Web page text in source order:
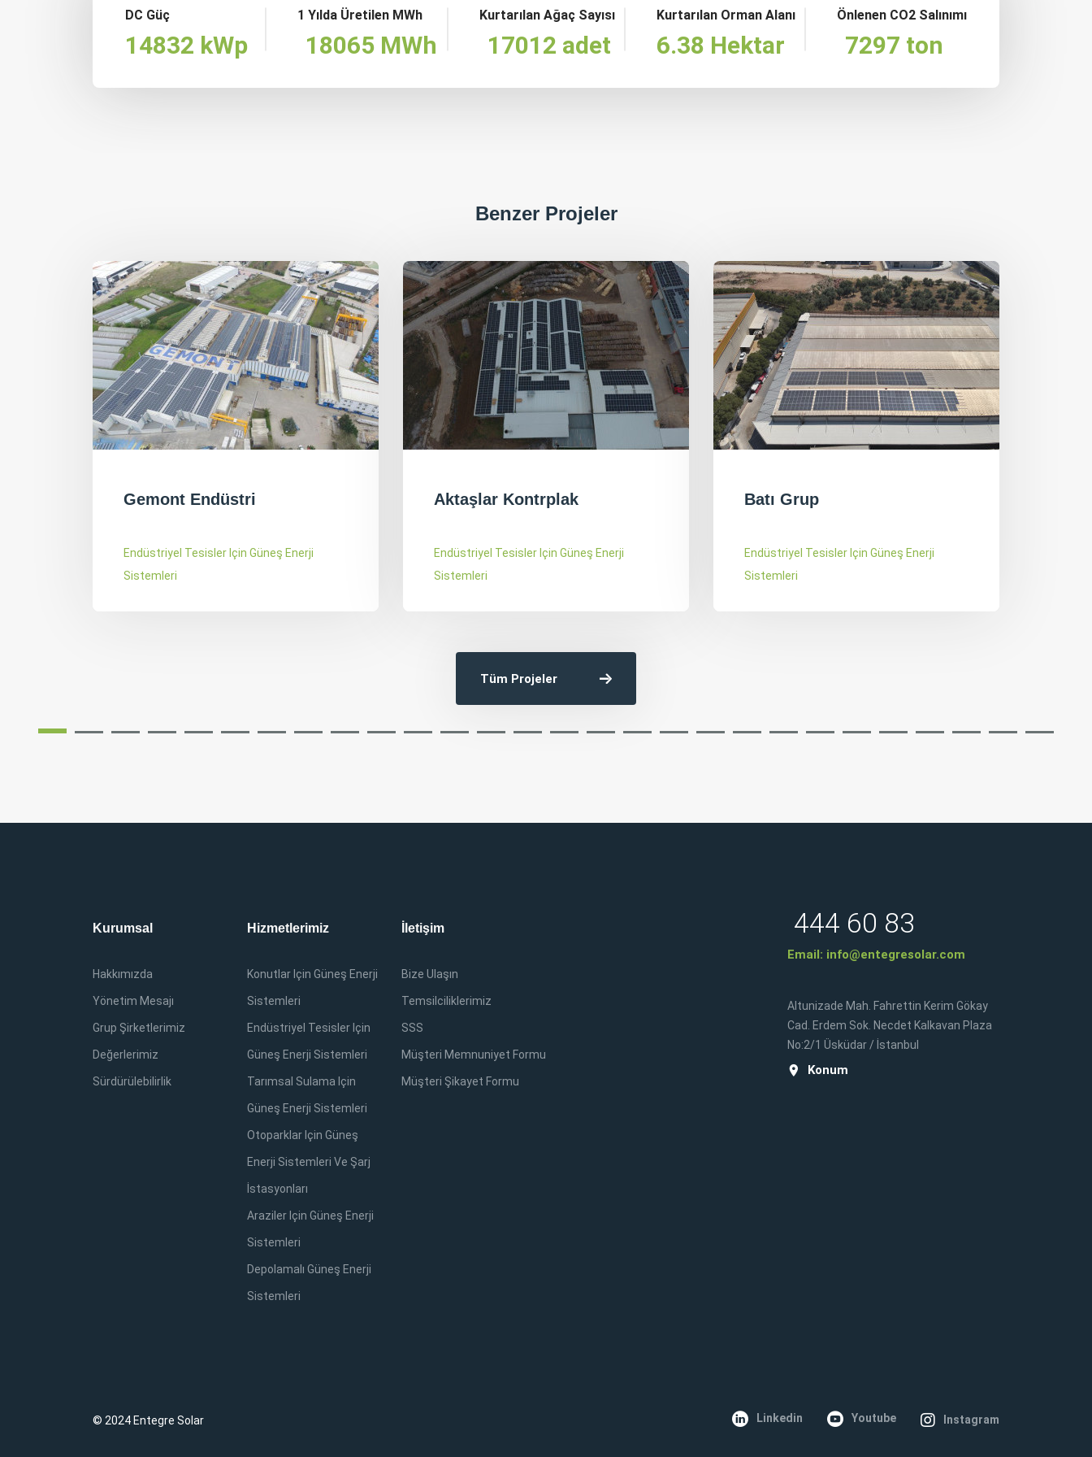
DC Güç
14832 kWp
1 Yılda Üretilen MWh
18065 MWh
Kurtarılan Ağaç Sayısı
17012 adet
Kurtarılan Orman Alanı
6.38 Hektar
Önlenen CO2 Salınımı
7297 ton
Benzer Projeler
Aktaşlar Kontrplak
Endüstriyel Tesisler Için Güneş Enerji
Sistemleri
Batı Grup
Endüstriyel Tesisler Için Güneş Enerji
Sistemleri
Etili Seramik
Endüstriyel Tesisler Için Güneş Enerji
Sistemleri
Tüm Projeler
Kurumsal
Hakkımızda
Yönetim Mesajı
Grup Şirketlerimiz
Değerlerimiz
Sürdürülebilirlik
Hizmetlerimiz
Konutlar Için Güneş Enerji
Sistemleri
Endüstriyel Tesisler Için
Güneş Enerji Sistemleri
Tarımsal Sulama Için
Güneş Enerji Sistemleri
Otoparklar Için Güneş
Enerji Sistemleri Ve Şarj
İstasyonları
Araziler Için Güneş Enerji
Sistemleri
Depolamalı Güneş Enerji
Sistemleri
İletişim
Bize Ulaşın
Temsilciliklerimiz
SSS
Müşteri Memnuniyet Formu
Müşteri Şikayet Formu
444 60 83
Email: info@entegresolar.com
Altunizade Mah. Fahrettin Kerim Gökay
Cad. Erdem Sok. Necdet Kalkavan Plaza
No:2/1 Üsküdar / İstanbul
Konum
© 2024 Entegre Solar Linkedin Youtube Instagram